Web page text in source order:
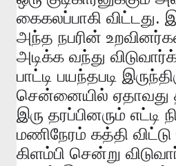
கைகலப்பாகி விட்டது.
அந்த நபரின்
அடிக்க வந்து
பாட்டி பயந்தபடி
சென்னையில் ஏதாவது
இரு தரப்பினரும் எட்டி
மணிநேரம் கத்தி விட்டு
கிளம்பி சென்று